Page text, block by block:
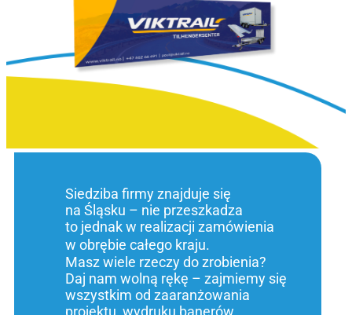
Siedziba firmy znajduje się
na Śląsku – nie przeszkadza
to jednak w realizacji zamówienia
w obrębie całego kraju.
Masz wiele rzeczy do zrobienia?
Daj nam wolną rękę – zajmiemy się
wszystkim od zaaranżowania
projektu, wydruku banerów